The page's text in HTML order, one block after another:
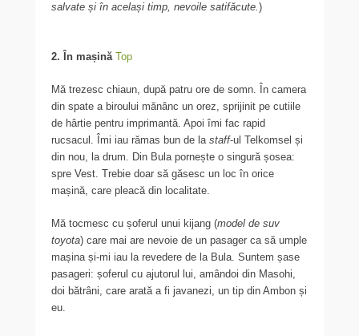
salvate și în același timp, nevoile satifăcute.)
2. În mașină Top
Mă trezesc chiaun, după patru ore de somn. În camera
din spate a biroului mănânc un orez, sprijinit pe cutiile
de hârtie pentru imprimantă. Apoi îmi fac rapid
rucsacul. Îmi iau rămas bun de lastaff-ul Telkomsel și
din nou, la drum. Din Bula pornește o singură șosea:
spre Vest. Trebie doar să găsesc un loc în orice
mașină, care pleacă din localitate.
Mă tocmesc cu șoferul unui kijang (model de suv
toyota) care mai are nevoie de un pasager ca să umple
mașina și-mi iau la revedere de la Bula. Suntem șase
pasageri: șoferul cu ajutorul lui, amândoi din Masohi,
doi bătrâni, care arată a fi javanezi, un tip din Ambon și
eu.